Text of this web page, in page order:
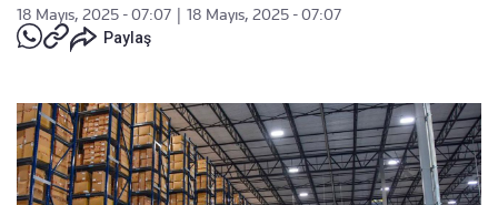
18 Mayıs, 2025 - 07:07
18 Mayıs, 2025 - 07:07
Paylaş